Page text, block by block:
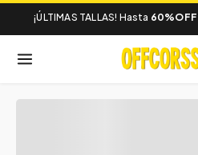
¡ÚLTIMAS TALLAS! Hasta 60%OFF